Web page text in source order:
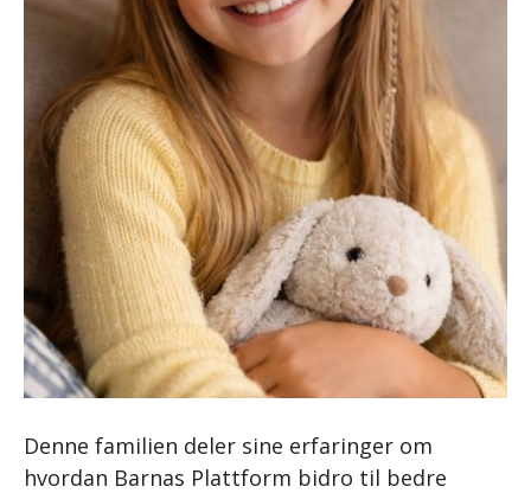
Denne familien deler sine erfaringer om
hvordan Barnas Plattform bidro til bedre